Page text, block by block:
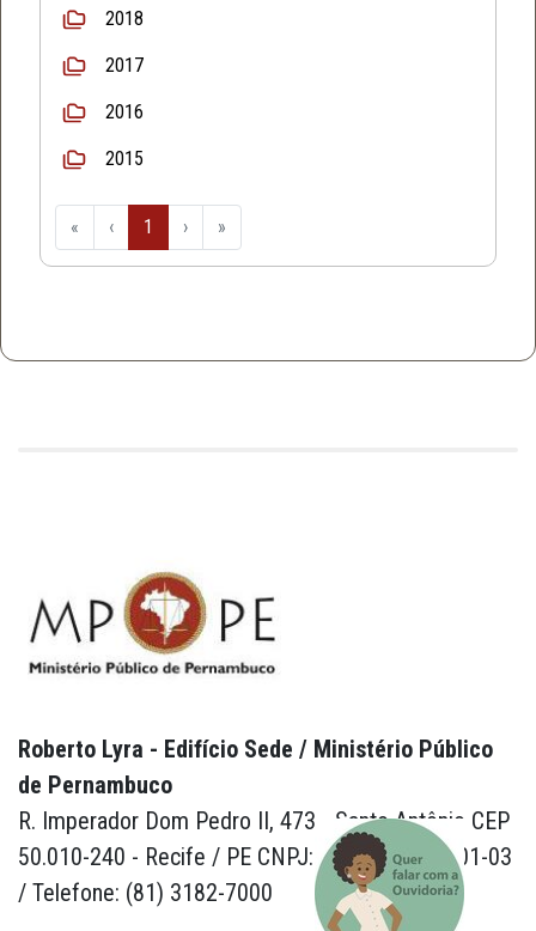
2018
2017
2016
2015
« ‹ 1 › »
Roberto Lyra - Edifício Sede / Ministério Público
de Pernambuco
R. Imperador Dom Pedro II, 473 - Santo Antônio CEP
50.010-240 - Recife / PE CNPJ: 24.417.065/0001-03
/ Telefone: (81) 3182-7000